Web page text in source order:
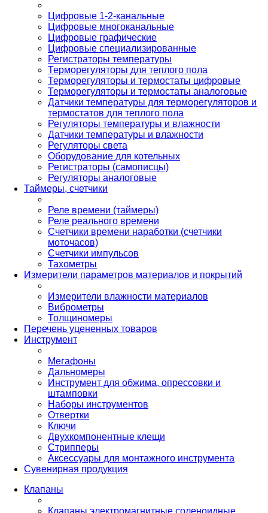
Цифровые 1-2-канальные
Цифровые многоканальные
Цифровые графические
Цифровые специализированные
Регистраторы температуры
Терморегуляторы для теплого пола
Терморегуляторы и термостаты цифровые
Терморегуляторы и термостаты аналоговые
Датчики температуры для терморегуляторов и
термостатов для теплого пола
Регуляторы температуры и влажности
Датчики температуры и влажности
Регуляторы света
Оборудование для котельных
Регистраторы (самописцы)
Регуляторы аналоговые
Таймеры, счетчики
Реле времени (таймеры)
Реле реального времени
Счетчики времени наработки (счетчики
моточасов)
Счетчики импульсов
Тахометры
Измерители параметров материалов и покрытий
Измерители влажности материалов
Виброметры
Толщиномеры
Перечень уцененных товаров
Инструмент
Мегафоны
Дальномеры
Инструмент для обжима, опрессовки и
штамповки
Наборы инструментов
Отвертки
Ключи
Двухкомпонентные клещи
Стрипперы
Аксессуары для монтажного инструмента
Сувенирная продукция
Клапаны
Клапаны электромагнитные соленоидные